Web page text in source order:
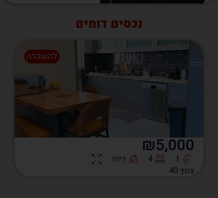
נכסים דומים
להשכרה
₪5,000
1
4
דירה
צונץ 40